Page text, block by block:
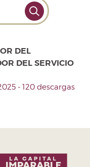
DEL
DEL SERVICIO
- 120 descargas